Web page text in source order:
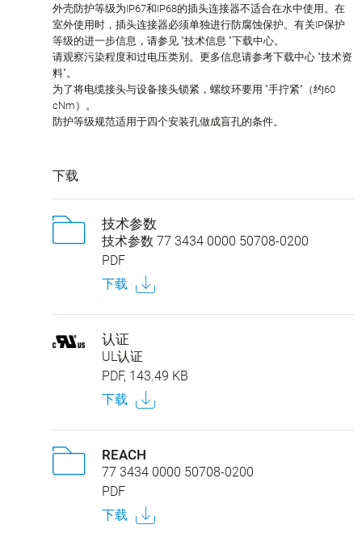
外壳防护等级为IP67和IP68的插头连接器不适合在水中使用。在
室外使用时，插头连接器必须单独进行防腐蚀保护。有关IP保护
等级的进一步信息，请参见 "技术信息 "下载中心。
请观察污染程度和过电压类别。更多信息请参考下载中心 "技术资
料"。
为了将电缆接头与设备接头锁紧，螺纹环要用 "手拧紧"（约60
cNm）。
防护等级规范适用于四个安装孔做成盲孔的条件。
下载
技术参数
技术参数 77 3434 0000 50708-0200
PDF
下载
认证
UL认证
PDF, 143.49 KB
下载
REACH
77 3434 0000 50708-0200
PDF
下载